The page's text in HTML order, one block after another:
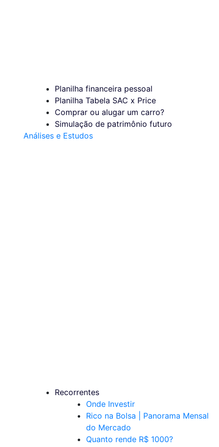
Planilha financeira pessoal
Planilha Tabela SAC x Price
Comprar ou alugar um carro?
Simulação de patrimônio futuro
Análises e Estudos
Recorrentes
Onde Investir
Rico na Bolsa | Panorama Mensal
do Mercado
Quanto rende R$ 1000?